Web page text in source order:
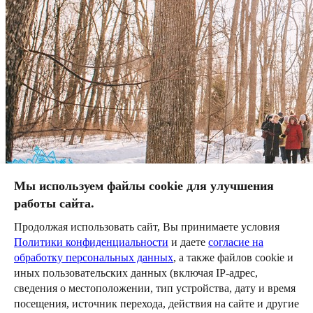
<<
<
Назад в раздел
Мы используем файлы cookie для улучшения
работы сайта.
Продолжая использовать сайт, Вы принимаете условия
Политики конфиденциальности и даете согласие на
обработку персональных данных, а также файлов cookie и
иных пользовательских данных (включая IP-адрес,
сведения о местоположении, тип устройства, дату и время
посещения, источник перехода, действия на сайте и другие